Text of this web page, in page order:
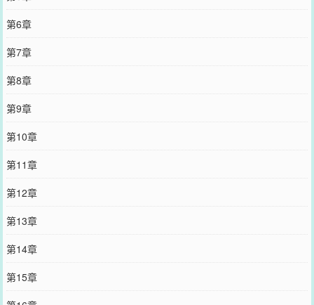
第6章
第7章
第8章
第9章
第10章
第11章
第12章
第13章
第14章
第15章